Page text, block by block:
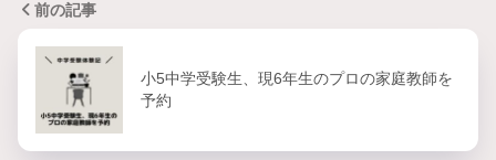
前の記事
小5中学受験生、現6年生のプロの家庭教師を
予約